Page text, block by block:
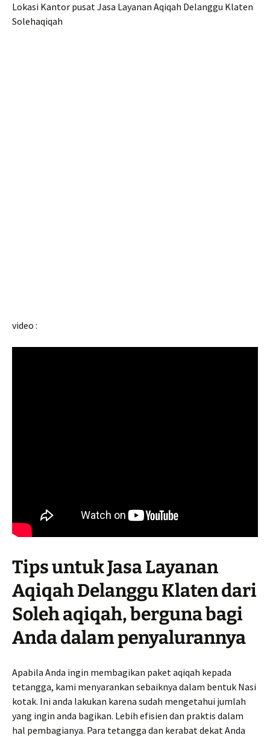
Lokasi Kantor pusat Jasa Layanan Aqiqah Delanggu Klaten
Solehaqiqah
video :
Tips untuk Jasa Layanan
Aqiqah Delanggu Klaten dari
Soleh aqiqah, berguna bagi
Anda dalam penyalurannya
Apabila Anda ingin membagikan paket aqiqah kepada
tetangga, kami menyarankan sebaiknya dalam bentuk Nasi
kotak. Ini anda lakukan karena sudah mengetahui jumlah
yang ingin anda bagikan. Lebih efisien dan praktis dalam
hal pembagianya. Para tetangga dan kerabat dekat Anda